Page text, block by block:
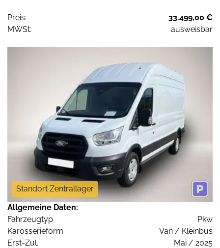
Preis:
33.499,00 €
MWSt:
ausweisbar
Standort Zentrallager
Allgemeine Daten:
Fahrzeugtyp
Pkw
Karosserieform
Van / Kleinbus
Erst-Zul.
Mai / 2025